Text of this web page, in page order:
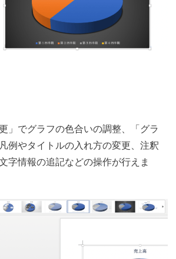
」でグラフの色合いの調整、「グラ
例やタイトルの入れ方の変更、注釈
字情報の追記などの操作が行えま